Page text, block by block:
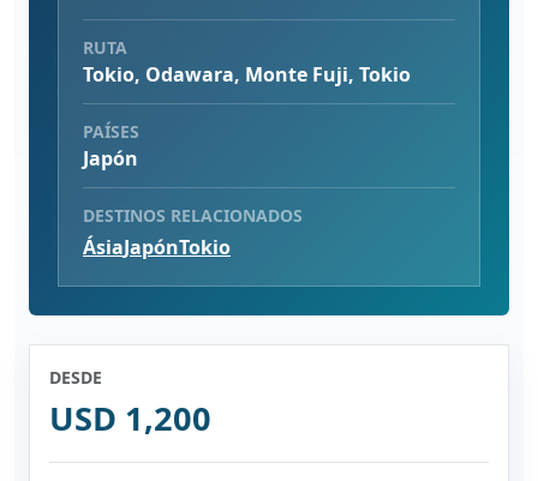
RUTA
Tokio, Odawara, Monte Fuji, Tokio
PAÍSES
Japón
DESTINOS RELACIONADOS
ÁsiaJapónTokio
DESDE
USD 1,200